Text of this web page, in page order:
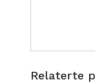
Relaterte